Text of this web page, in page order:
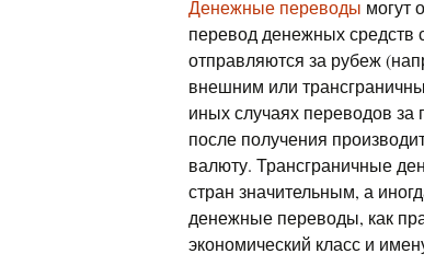
Денежные переводы могут
перевод денежных средств
отправляются за рубеж
внешним или
иных случаях переводов за
после получения
валюту. Трансграничные
стран значительным, а
денежные переводы, как
экономический класс и